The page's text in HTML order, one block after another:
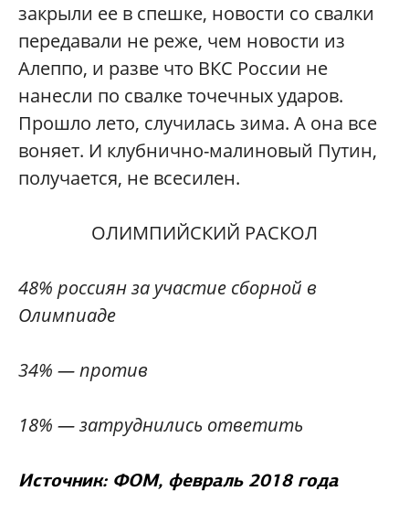
закрыли ее в спешке, новости со свалки
передавали не реже, чем новости из
Алеппо, и разве что ВКС России не
нанесли по свалке точечных ударов.
Прошло лето, случилась зима. А она все
воняет. И клубнично-малиновый Путин,
получается, не всесилен.
ОЛИМПИЙСКИЙ РАСКОЛ
48% россиян за участие сборной в
Олимпиаде
34% — против
18% — затруднились ответить
Источник: ФОМ, февраль 2018 года